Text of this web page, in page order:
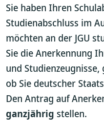
Sie haben Ihren
Studienabschluss im
möchten an der JGU
Sie die Anerkennung
und
ob Sie deutscher
Den Antrag auf
ganzjährig stellen.